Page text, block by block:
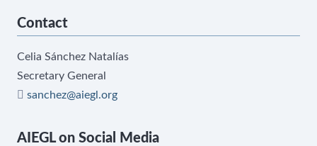
Contact
Celia Sánchez Natalías
Secretary General
sanchez@aiegl.org
AIEGL on Social Media